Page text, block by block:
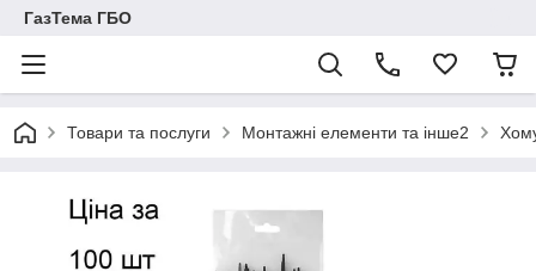
ГазТема ГБО
Товари та послуги Монтажні елементи та інше2